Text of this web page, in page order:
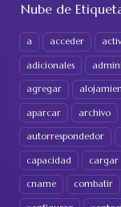
Nube de
a acceder
adicionales
agregar
aparcar archivo
autorrespondedor
capacidad cargar
cname combatir